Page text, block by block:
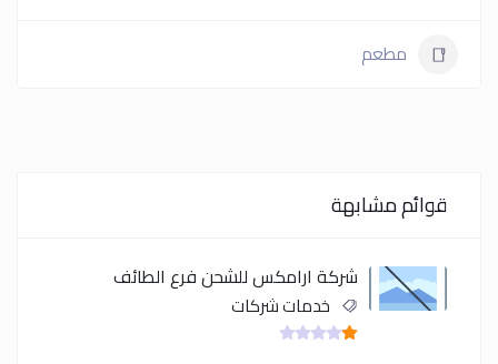
مطعم
قوائم مشابهة
شركة ارامكس للشحن فرع الطائف
خدمات شركات